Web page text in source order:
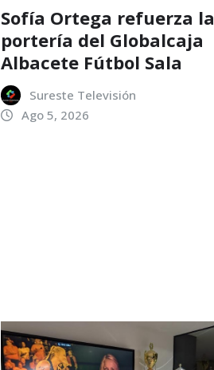
Sofía Ortega refuerza la
portería del Globalcaja
Albacete Fútbol Sala
Sureste Televisión
Ago 5, 2026